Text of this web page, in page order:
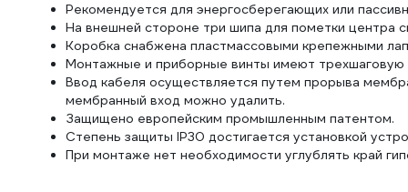
Рекомендуется для энергосберегающих или
На внешней стороне три шипа для пометки центра
Коробка снабжена пластмассовыми крепежными
Монтажные и приборные винты имеют трехшаговую
Ввод кабеля осуществляется путем прорыва
мембранный вход можно удалить.
Защищено европейским промышленным патентом.
Степень защиты IP30 достигается установкой
При монтаже нет необходимости углублять край